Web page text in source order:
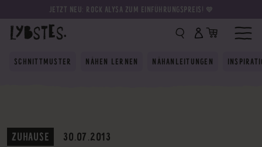
JETZT NEU: ROCK ALYSA ZUM EINFÜHRUNGSPREIS! 💛
SCHNITTMUSTER NÄHEN LERNEN NÄHANLEITUNGEN
ZUHAUSE 30.07.2013